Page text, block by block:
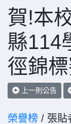
賀!本
縣114
徑錦
上一則公告
榮譽榜 / 張貼